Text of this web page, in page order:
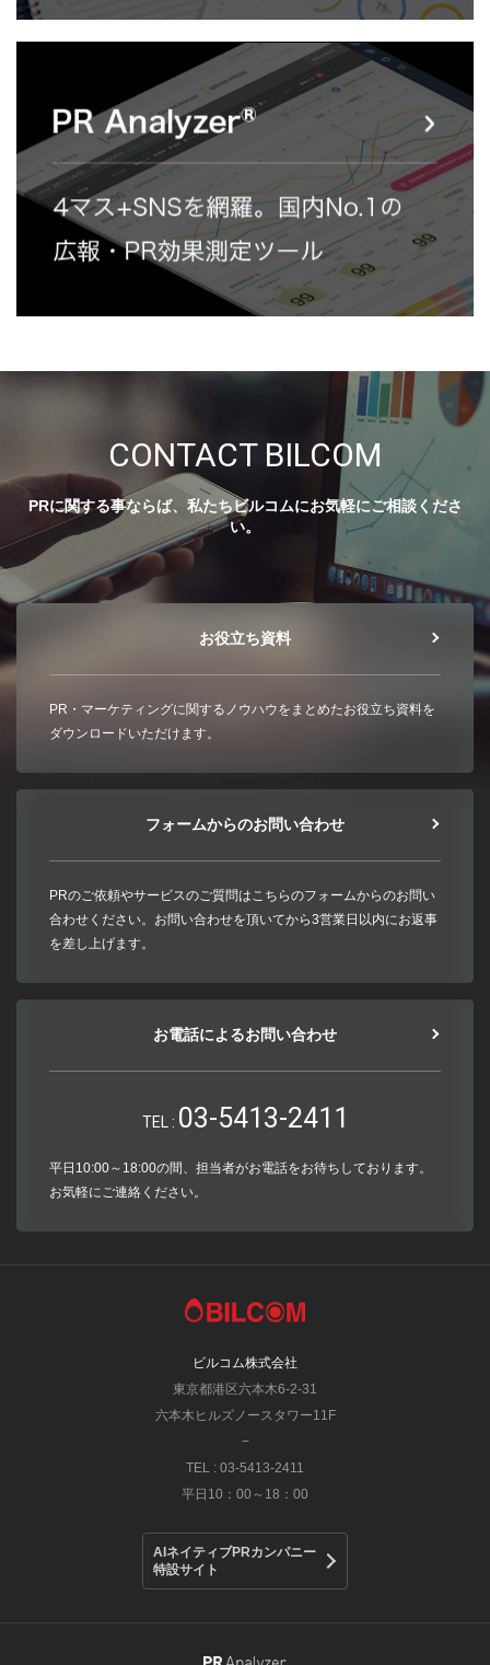
CONTACT BILCOM
PRに関する事ならば、私たちビルコムにお気軽にご相談くださ
い。
お役立ち資料
PR・マーケティングに関するノウハウをまとめたお役立ち資料を
ダウンロードいただけます。
フォームからのお問い合わせ
PRのご依頼やサービスのご質問はこちらのフォームからのお問い
合わせください。お問い合わせを頂いてから3営業日以内にお返事
を差し上げます。
お電話によるお問い合わせ
TEL : 03-5413-2411
平日10:00～18:00の間、担当者がお電話をお待ちしております。
お気軽にご連絡ください。
ビルコム株式会社
東京都港区六本木6-2-31
六本木ヒルズノースタワー11F
−
TEL : 03-5413-2411
平日10：00～18：00
AIネイティブPRカンパニー
特設サイト